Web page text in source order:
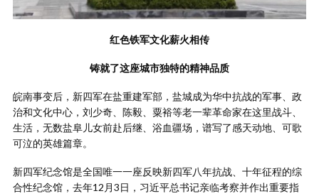
红色铁军文化薪火相传
铸就了这座城市独特的精神品质
皖南事变后，新四军在盐重建军部，盐城成为华中抗战的军事、政
治和文化中心，刘少奇、陈毅、粟裕等老一辈革命家在这里战斗、
生活，无数盐阜儿女前赴后继、浴血疆场，谱写了感天动地、可歌
可泣的英雄篇章。
新四军纪念馆是全国唯一一座反映新四军八年抗战、十年征程的综
合性纪念馆，去年12月3日，习近平总书记亲临考察并作出重要指